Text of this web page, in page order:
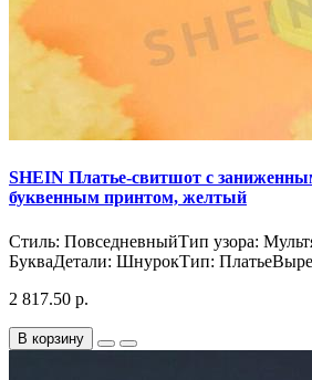
SHEIN Платье-свитшот с
буквенным принтом, желтый
Стиль: ПовседневныйТип узора:
БукваДетали: ШнурокТип:
2 817.50 р.
В корзину